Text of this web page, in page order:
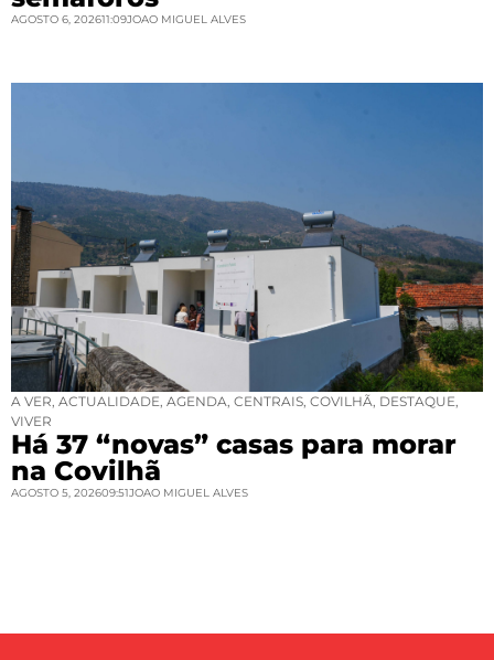
AGOSTO 6, 202611:09JOAO MIGUEL ALVES
A VER ACTUALIDADE AGENDA CENTRAIS COVILHÃ DESTAQUE
VIVER
Há 37 “novas” casas para morar
na Covilhã
AGOSTO 5, 202609:51JOAO MIGUEL ALVES